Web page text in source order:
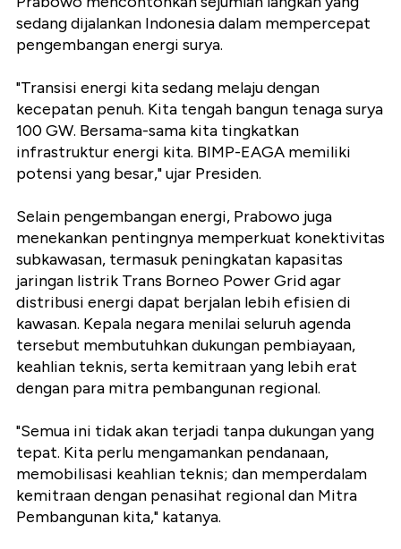
sedang dijalankan Indonesia dalam mempercepat
pengembangan energi surya.
"Transisi energi kita sedang melaju dengan
kecepatan penuh. Kita tengah bangun tenaga surya
100 GW. Bersama-sama kita tingkatkan
infrastruktur energi kita. BIMP-EAGA memiliki
potensi yang besar," ujar Presiden.
Selain pengembangan energi, Prabowo juga
menekankan pentingnya memperkuat konektivitas
subkawasan, termasuk peningkatan kapasitas
jaringan listrik Trans Borneo Power Grid agar
distribusi energi dapat berjalan lebih efisien di
kawasan. Kepala negara menilai seluruh agenda
tersebut membutuhkan dukungan pembiayaan,
keahlian teknis, serta kemitraan yang lebih erat
dengan para mitra pembangunan regional.
"Semua ini tidak akan terjadi tanpa dukungan yang
tepat. Kita perlu mengamankan pendanaan,
memobilisasi keahlian teknis; dan memperdalam
kemitraan dengan penasihat regional dan Mitra
Pembangunan kita," katanya.